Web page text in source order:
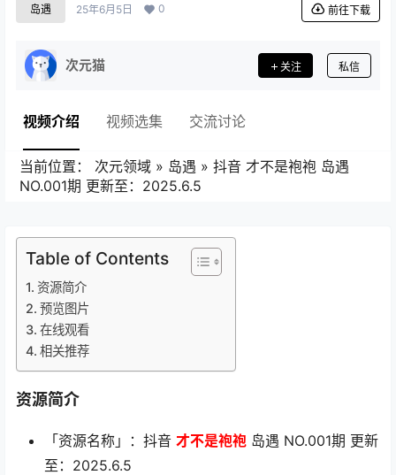
岛遇 25年6月5日 0 前往下载
次元猫 关注 私信
视频介绍 视频选集 交流讨论
当前位置： 次元领域 » 岛遇 » 抖音 才不是袍袍 岛遇
NO.001期 更新至：2025.6.5
Table of Contents
资源简介
预览图片
在线观看
相关推荐
资源简介
「资源名称」：抖音 才不是袍袍 岛遇 NO.001期 更新
至：2025.6.5